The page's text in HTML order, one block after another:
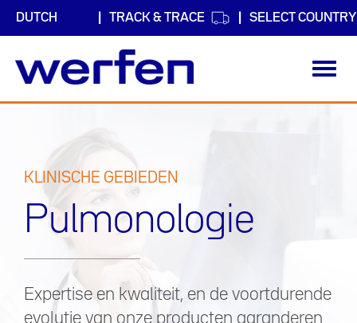
TRACK & TRACE SELECT COUNTRY
inhoudKLINISCHE GEBIEDEN
Pulmonologie
Expertise en kwaliteit, en de voortdurende
evolutie van onze producten garanderen